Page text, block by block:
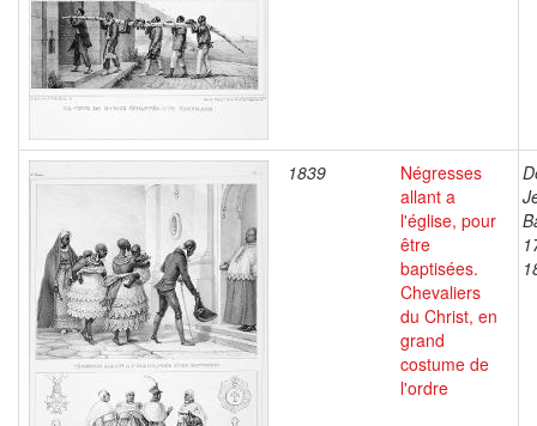
1839
Négresses
allant a
l'église, pour
être
baptisées.
Chevaliers
du Christ, en
grand
costume de
l'ordre